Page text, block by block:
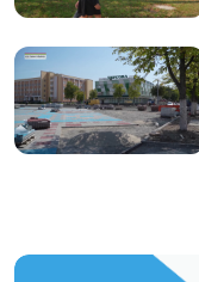
https://t.me/minskctvby